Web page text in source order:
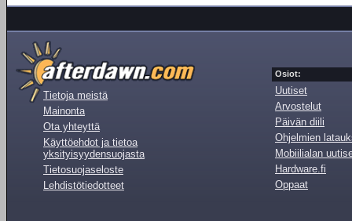
Tietoja meistä
Mainonta
Ota yhteyttä
Käyttöehdot ja tietoa
yksityisyydensuojasta
Tietosuojaseloste
Lehdistötiedotteet
Osiot:
Uutiset
Arvostelut
Päivän diili
Ohjelmien
Mobiilialan
Hardware.fi
Oppaat